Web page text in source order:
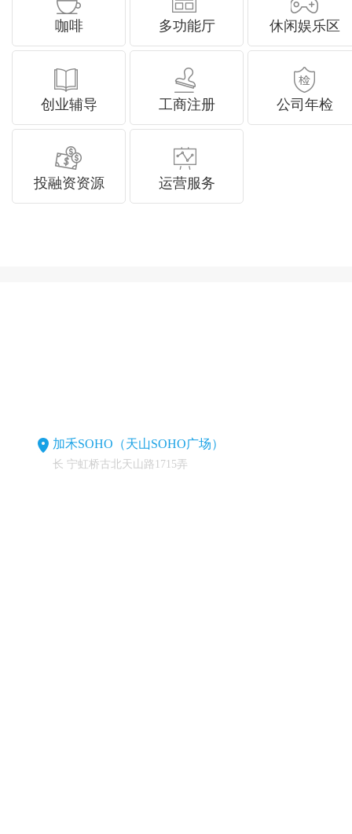
咖啡 多功能厅 休闲娱乐区
创业辅导 工商注册 公司年检
投融资资源 运营服务
加禾SOHO（天山SOHO广场）
长 宁虹桥古北天山路1715弄